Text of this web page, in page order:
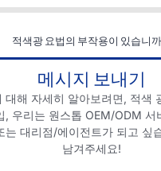
적색광 요법의 부작용이 있습니
메시지 보내기
대해 자세히 알아보려면, 적색
, 우리는 원스톱 OEM/ODM 서
는 대리점/에이전트가 되고 싶
남겨주세요!